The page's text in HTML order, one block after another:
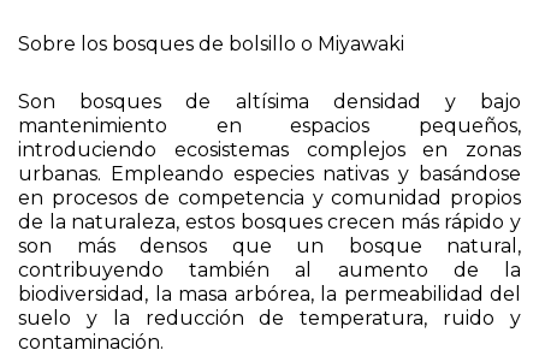
Sobre los bosques de bolsillo o Miyawaki
Son bosques de altísima densidad y bajo
mantenimiento en espacios pequeños,
introduciendo ecosistemas complejos en zonas
urbanas. Empleando especies nativas y basándose
en procesos de competencia y comunidad propios
de la naturaleza, estos bosques crecen más rápido y
son más densos que un bosque natural,
contribuyendo también al aumento de la
biodiversidad, la masa arbórea, la permeabilidad del
suelo y la reducción de temperatura, ruido y
contaminación.